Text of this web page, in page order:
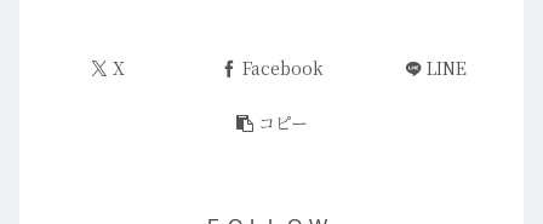
X Facebook LINE
コピー